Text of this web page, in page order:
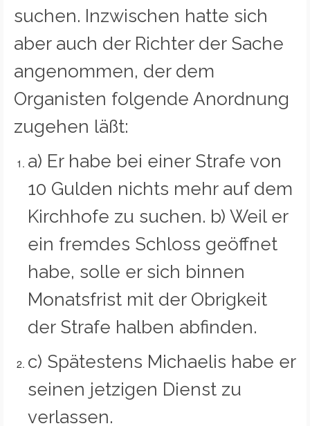
suchen. Inzwischen hatte sich
aber auch der Richter der Sache
angenommen, der dem
Organisten folgende Anordnung
zugehen läßt:
a) Er habe bei einer Strafe von
10 Gulden nichts mehr auf dem
Kirchhofe zu suchen. b) Weil er
ein fremdes Schloss geöffnet
habe, solle er sich binnen
Monatsfrist mit der Obrigkeit
der Strafe halben abfinden.
c) Spätestens Michaelis habe er
seinen jetzigen Dienst zu
verlassen.